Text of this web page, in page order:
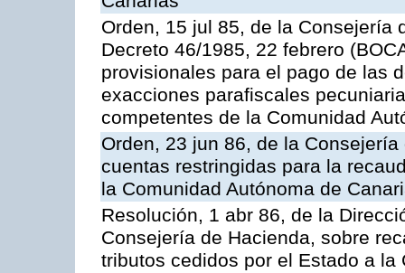
Orden, 15 jul 85, de la Consejería
Decreto 46/1985, 22 febrero
provisionales para el pago de las
exacciones parafiscales
competentes de la Comunidad
Orden, 23 jun 86, de la
cuentas restringidas para la
la Comunidad Autónoma de
Resolución, 1 abr 86, de la
Consejería de Hacienda, sobre
tributos cedidos por el Estado a